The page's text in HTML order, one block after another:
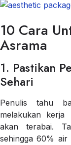
10 Cara
Asrama
1. Pastikan
Sehari
Penulis tahu
melakukan kerja
akan terabai.
sehingga 60% air